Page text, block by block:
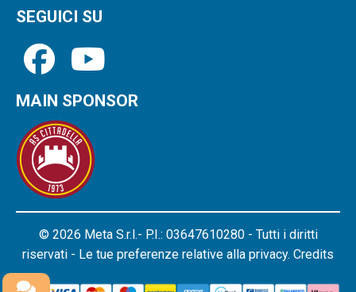
SEGUICI SU
MAIN SPONSOR
© 2026 Meta S.r.l.- P.I.: 03647610280 - Tutti i diritti
riservati - Le tue preferenze relative alla privacy. Credits